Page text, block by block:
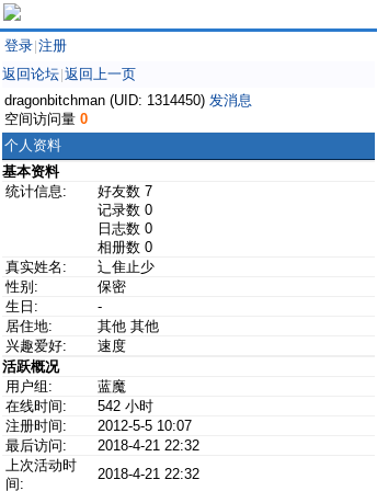
登录 注册
返回论坛 返回上一页
dragonbitchman (UID: 1314450) 发消息
空间访问量 0
个人资料
基本资料
统计信息:
好友数 7
记录数 0
日志数 0
相册数 0
真实姓名:
辶隹止少
性别:
保密
生日:
-
居住地:
其他 其他
兴趣爱好:
速度
活跃概况
用户组:
蓝魔
在线时间:
542 小时
注册时间:
2012-5-5 10:07
最后访问:
2018-4-21 22:32
上次活动时
间:
2018-4-21 22:32